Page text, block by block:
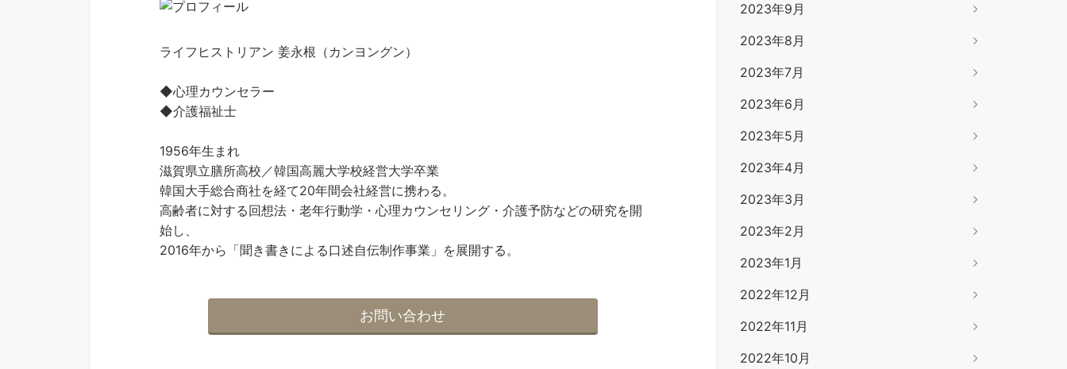
ライフヒストリアン 姜永根（カンヨングン）
◆心理カウンセラー
◆介護福祉士
1956年生まれ
滋賀県立膳所高校／韓国高麗大学校経営大学卒業
韓国大手総合商社を経て20年間会社経営に携わる。
高齢者に対する回想法・老年行動学・心理カウンセリング・介護予防などの研究を開
始し、
2016年から「聞き書きによる口述自伝制作事業」を展開する。
お問い合わせ
2023年9月
2023年8月
2023年7月
2023年6月
2023年5月
2023年4月
2023年3月
2023年2月
2023年1月
2022年12月
2022年11月
2022年10月